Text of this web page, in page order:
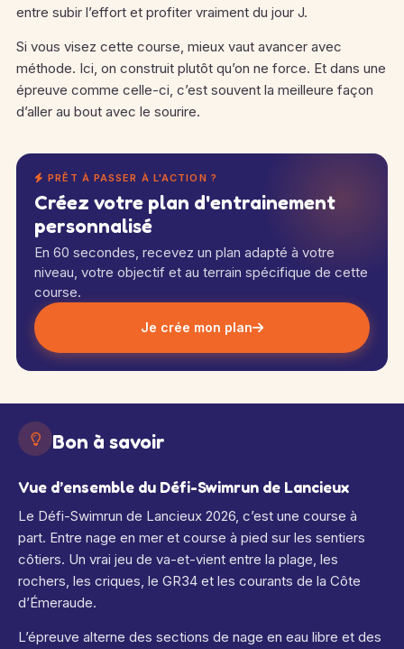
entre subir l’effort et profiter vraiment du jour J.
Si vous visez cette course, mieux vaut avancer avec
méthode. Ici, on construit plutôt qu’on ne force. Et dans une
épreuve comme celle-ci, c’est souvent la meilleure façon
d’aller au bout avec le sourire.
PRÊT À PASSER À L'ACTION ?
Créez votre plan d'entrainement
personnalisé
En 60 secondes, recevez un plan adapté à votre
niveau, votre objectif et au terrain spécifique de cette
course.
Je crée mon plan
Bon à savoir
Vue d’ensemble du Défi-Swimrun de Lancieux
Le Défi-Swimrun de Lancieux 2026, c’est une course à
part. Entre nage en mer et course à pied sur les sentiers
côtiers. Un vrai jeu de va-et-vient entre la plage, les
rochers, les criques, le GR34 et les courants de la Côte
d’Émeraude.
L’épreuve alterne des sections de nage en eau libre et des